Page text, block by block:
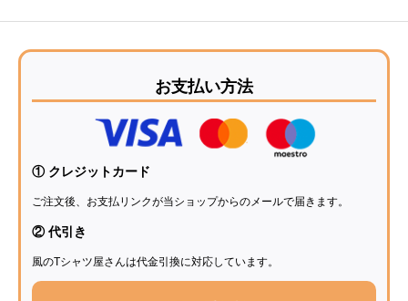
お支払い方法
① クレジットカード
ご注文後、お支払リンクが当ショップからのメールで届きます。
② 代引き
風のTシャツ屋さんは代金引換に対応しています。